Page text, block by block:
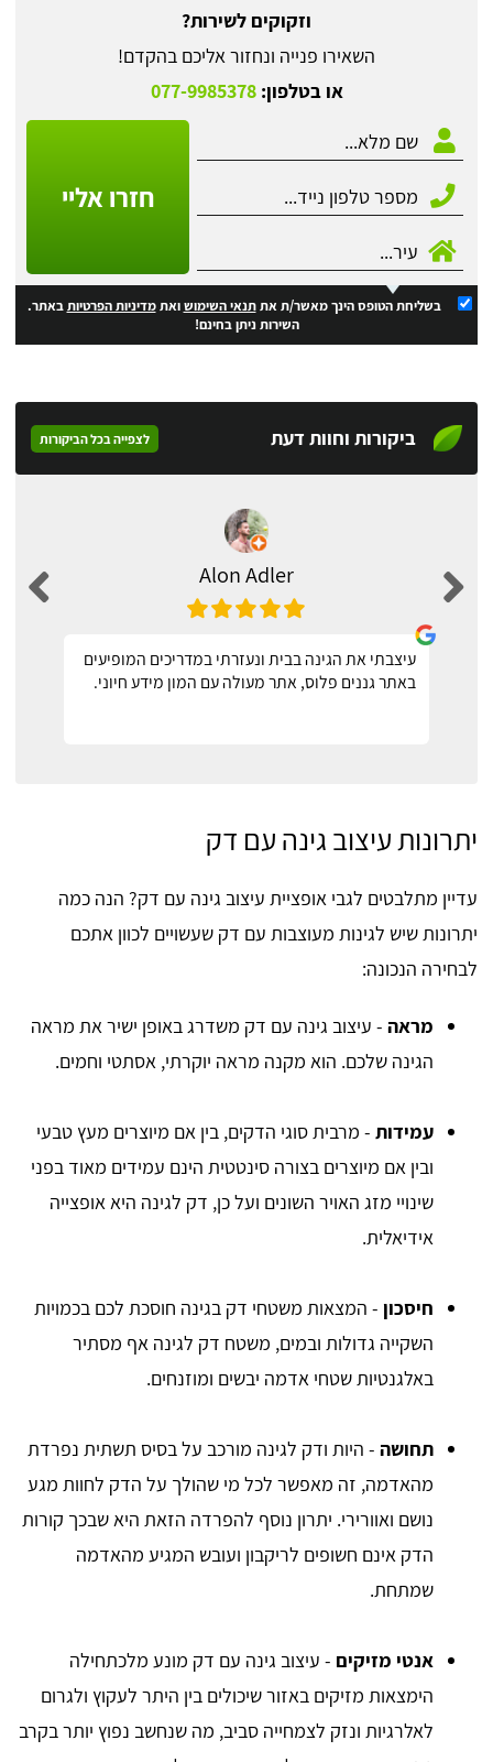
וזקוקים לשירות?
השאירו פנייה ונחזור אליכם בהקדם!
או בטלפון:077-9985378
חזרו אליי
בשליחת הטופס הינך מאשר/ת אתתנאי השימושואתמדיניות הפרטיותבאתר.
השירות ניתן בחינם!
ביקורות וחוות דעת לצפייה בכל הביקורות
Alon Adler
עיצבתי את הגינה בבית ונעזרתי במדריכים המופיעים
באתר גננים פלוס, אתר מעולה עם המון מידע חיוני.
יתרונות עיצוב גינה עם דק
עדיין מתלבטים לגבי אופציית עיצוב גינה עם דק? הנה כמה
יתרונות שיש לגינות מעוצבות עם דק שעשויים לכוון אתכם
לבחירה הנכונה:
מראה - עיצוב גינה עם דק משדרג באופן ישיר את מראה
הגינה שלכם. הוא מקנה מראה יוקרתי, אסתטי וחמים.
עמידות - מרבית סוגי הדקים, בין אם מיוצרים מעץ טבעי
ובין אם מיוצרים בצורה סינטטית הינם עמידים מאוד בפני
שינויי מזג האויר השונים ועל כן, דק לגינה היא אופצייה
אידיאלית.
חיסכון - המצאות משטחי דק בגינה חוסכת לכם בכמויות
השקייה גדולות ובמים, משטח דק לגינה אף מסתיר
באלגנטיות שטחי אדמה יבשים ומוזנחים.
תחושה - היות ודק לגינה מורכב על בסיס תשתית נפרדת
מהאדמה, זה מאפשר לכל מי שהולך על הדק לחוות מגע
נושם ואוורירי. יתרון נוסף להפרדה הזאת היא שבכך קורות
הדק אינם חשופים לריקבון ועובש המגיע מהאדמה
שמתחת.
אנטי מזיקים - עיצוב גינה עם דק מונע מלכתחילה
הימצאות מזיקים באזור שיכולים בין היתר לעקוץ ולגרום
לאלרגיות ונזק לצמחייה סביב, מה שנחשב נפוץ יותר בקרב